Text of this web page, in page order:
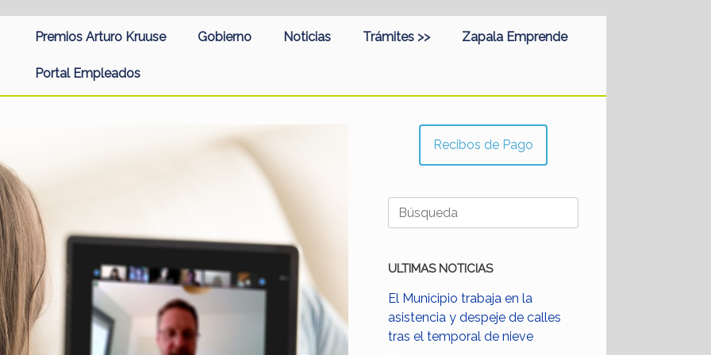
Premios Arturo Kruuse Gobierno Noticias Trámites >> Zapala Emprende
Portal Empleados
Recibos de Pago
Buscar:
ULTIMAS NOTICIAS
El Municipio trabaja en la
asistencia y despeje de calles
tras el temporal de nieve